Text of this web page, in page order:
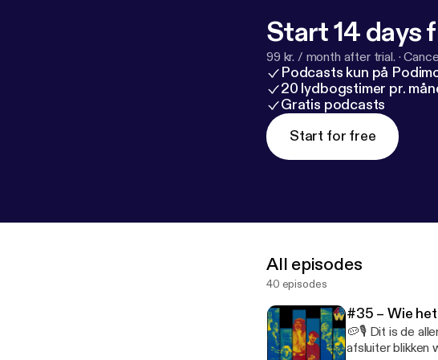
Start 14 days
99 kr. / month after trial. ·
Podcasts kun på
20 lydbogstimer pr.
Gratis podcasts
Start for free
All episodes
40 episodes
#35 – Wie
🥔🎙️ Dit is de
afsluiter blikken